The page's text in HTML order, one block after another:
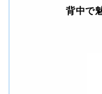
背中で